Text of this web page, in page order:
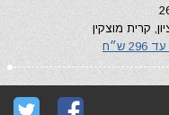
קרית מוצקין